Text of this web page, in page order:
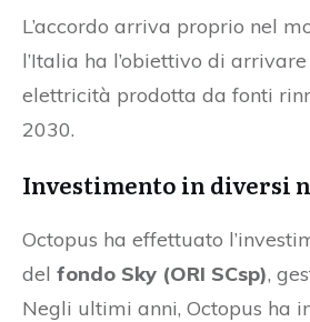
L’accordo arriva proprio nel
l’Italia ha l’obiettivo di
elettricità prodotta da fonti
2030.
Investimento in diversi
Octopus ha effettuato
del fondo Sky (ORI SCsp),
Negli ultimi anni, Octopus ha